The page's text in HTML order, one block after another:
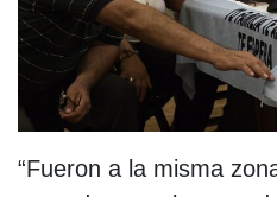
“Fueron a la misma